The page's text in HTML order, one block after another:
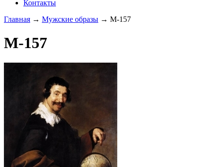
Контакты
Главная → Мужские образы → M-157
M-157